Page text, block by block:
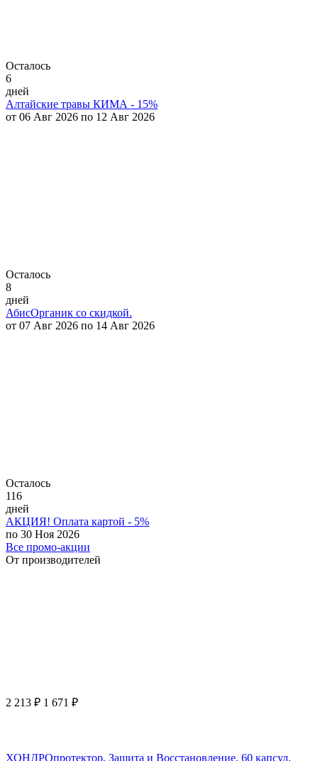
Осталось
6
дней
Алтайские травы КИМА - 15%
от 06 Авг 2026 по 12 Авг 2026
Осталось
8
дней
АбисОрганик со скидкой.
от 07 Авг 2026 по 14 Авг 2026
Осталось
116
дней
АКЦИЯ! Оплата картой - 5%
по 30 Ноя 2026
Все промо-акции
От производителей
2 213 ₽ 1 671 ₽
ХОНДРОпротектор, Защита и Восстановление, 60 капсул,